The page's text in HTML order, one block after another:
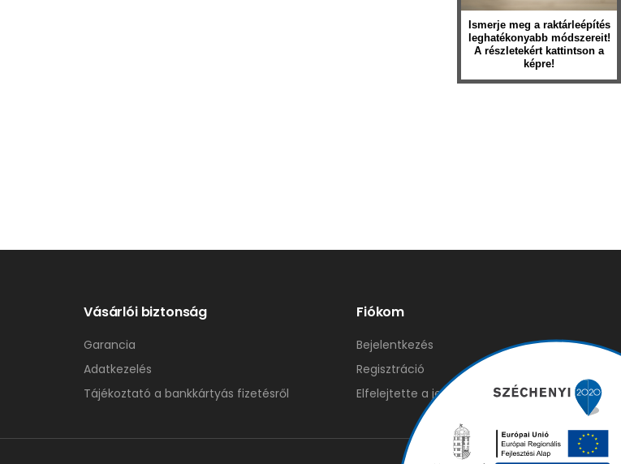
Ismerje meg a raktárleépítés
leghatékonyabb módszereit!
A részletekért kattintson a
képre!
Vásárlói biztonság
Garancia
Adatkezelés
Tájékoztató a bankkártyás fizetésről
Fiókom
Bejelentkezés
Regisztráció
Elfelejtette a jelszavát?